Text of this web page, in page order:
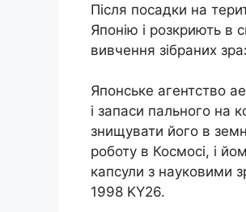
Після посадки на
Японію і розкриють в
вивчення зібраних
Японське агентство
і запаси пального на
знищувати його в
роботу в Космосі, і
капсули з науковими
1998 KY26.